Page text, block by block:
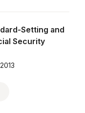
Setting and
Security